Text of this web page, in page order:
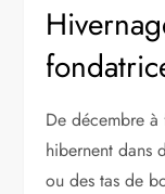
De décembre à
hibernent dans
ou des tas de